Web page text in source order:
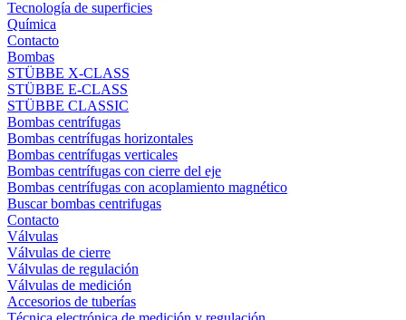
Tecnología de superficies
Química
Contacto
Bombas
STÜBBE X-CLASS
STÜBBE E-CLASS
STÜBBE CLASSIC
Bombas centrífugas
Bombas centrífugas horizontales
Bombas centrífugas verticales
Bombas centrífugas con cierre del eje
Bombas centrífugas con acoplamiento magnético
Buscar bombas centrifugas
Contacto
Válvulas
Válvulas de cierre
Válvulas de regulación
Válvulas de medición
Accesorios de tuberías